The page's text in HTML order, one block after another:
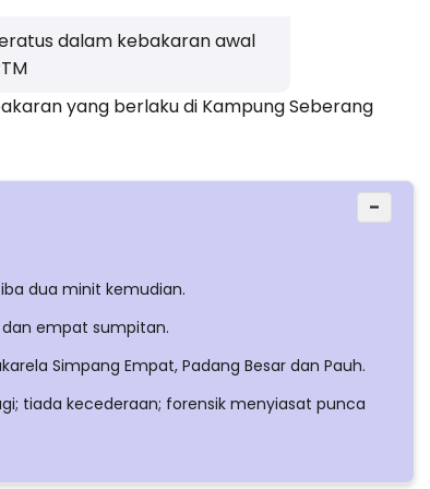
dalam kebakaran awal
yang berlaku di Kampung Seberang
−
dua minit kemudian.
empat sumpitan.
Simpang Empat, Padang Besar dan Pauh.
tiada kecederaan; forensik menyiasat punca